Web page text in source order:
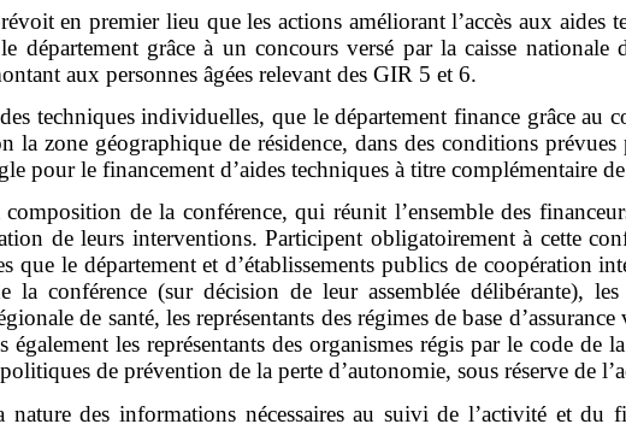
en premier lieu que les actions améliorant l’accès aux aides
département grâce à un concours versé par la caisse
aux personnes âgées relevant des GIR 5 et 6.
techniques individuelles, que le département finance grâce au
la zone géographique de résidence, dans des conditions
pour le financement d’aides techniques à titre complémentaire
de la conférence, qui réunit l’ensemble des
de leurs interventions. Participent obligatoirement à cette
que le département et d’établissements publics de coopération
la conférence (sur décision de leur assemblée délibérante),
de santé, les représentants des régimes de base
également les représentants des organismes régis par le code
de prévention de la perte d’autonomie, sous réserve de
des informations nécessaires au suivi de l’activité et du